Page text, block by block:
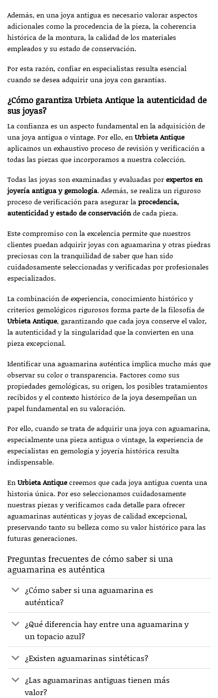
Además, en una joya antigua es necesario valorar aspectos
adicionales como la procedencia de la pieza, la coherencia
histórica de la montura, la calidad de los materiales
empleados y su estado de conservación.
Por esta razón, confiar en especialistas resulta esencial
cuando se desea adquirir una joya con garantías.
¿Cómo garantiza Urbieta Antique la autenticidad de
sus joyas?
La confianza es un aspecto fundamental en la adquisición de
una joya antigua o vintage. Por ello, enUrbieta Antique
aplicamos un exhaustivo proceso de revisión y verificación a
todas las piezas que incorporamos a nuestra colección.
Todas las joyas son examinadas y evaluadas porexpertos en
joyería antigua y gemología. Además, se realiza un riguroso
proceso de verificación para asegurar laprocedencia,
autenticidad y estado de conservaciónde cada pieza.
Este compromiso con la excelencia permite que nuestros
clientes puedan adquirir joyas con aguamarina y otras piedras
preciosas con la tranquilidad de saber que han sido
cuidadosamente seleccionadas y verificadas por profesionales
especializados.
La combinación de experiencia, conocimiento histórico y
criterios gemológicos rigurosos forma parte de la filosofía de
Urbieta Antique, garantizando que cada joya conserve el valor,
la autenticidad y la singularidad que la convierten en una
pieza excepcional.
Identificar una aguamarina auténtica implica mucho más que
observar su color o transparencia. Factores como sus
propiedades gemológicas, su origen, los posibles tratamientos
recibidos y el contexto histórico de la joya desempeñan un
papel fundamental en su valoración.
Por ello, cuando se trata de adquirir una joya con aguamarina,
especialmente una pieza antigua o vintage, la experiencia de
especialistas en gemología y joyería histórica resulta
indispensable.
EnUrbieta Antiquecreemos que cada joya antigua cuenta una
historia única. Por eso seleccionamos cuidadosamente
nuestras piezas y verificamos cada detalle para ofrecer
aguamarinas auténticas y joyas de calidad excepcional,
preservando tanto su belleza como su valor histórico para las
futuras generaciones.
Preguntas frecuentes de cómo saber si una
aguamarina es auténtica
¿Cómo saber si una aguamarina es
auténtica?
¿Qué diferencia hay entre una aguamarina y
un topacio azul?
¿Existen aguamarinas sintéticas?
¿Las aguamarinas antiguas tienen más
valor?